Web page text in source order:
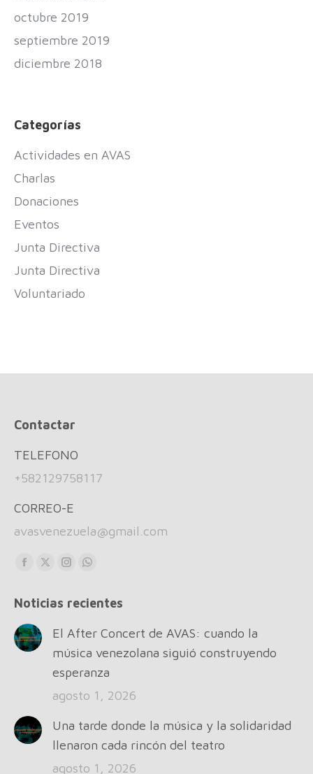
octubre 2019
septiembre 2019
diciembre 2018
Categorías
Actividades en AVAS
Charlas
Donaciones
Eventos
Junta Directiva
Junta Directiva
Voluntariado
Contactar
TELEFONO
+582129758117
CORREO-E
avasvenezuela@gmail.com
Find us on:
Facebook
opens
in
new
window
X
opens
new
window
Instagram
opens
new
window
Whatsapp
opens
new
window
Noticias recientes
El After Concert de AVAS: cuando la
música venezolana siguió construyendo
esperanza
agosto 1, 2026
Una tarde donde la música y la solidaridad
llenaron cada rincón del teatro
agosto 1, 2026